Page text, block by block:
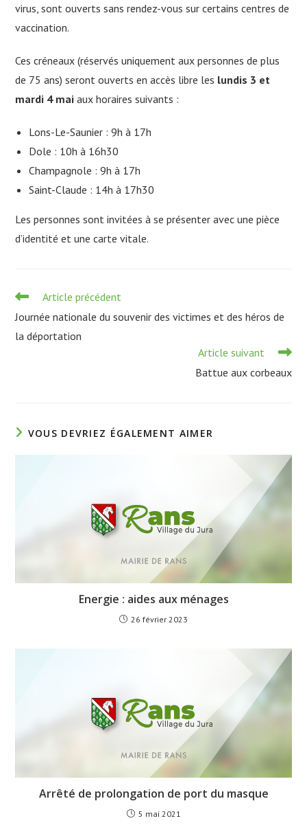
virus, sont ouverts sans rendez-vous sur certains centres de
vaccination.
Ces créneaux (réservés uniquement aux personnes de plus
de 75 ans) seront ouverts en accès libre les lundis 3 et
mardi 4 maiaux horaires suivants :
Lons-Le-Saunier : 9h à 17h
Dole : 10h à 16h30
Champagnole : 9h à 17h
Saint-Claude : 14h à 17h30
Les personnes sont invitées à se présenter avec une pièce
d’identité et une carte vitale.
Read
articles
Article précédent
Journée nationale du souvenir des victimes et des héros de
la déportation
Article suivant
Battue aux corbeaux
VOUS DEVRIEZ ÉGALEMENT AIMER
Energie : aides aux ménages
26 février 2023
Arrêté de prolongation de port du masque
5 mai 2021